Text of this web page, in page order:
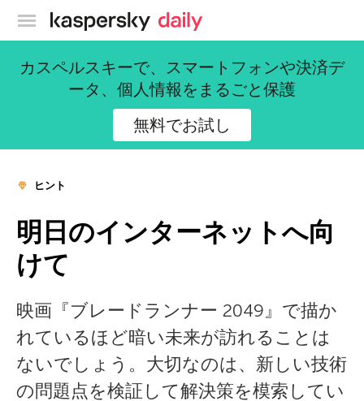
カスペルスキー公式ブログ
カスペルスキーで、スマートフォンや決済デ
ータ、個人情報をまるごと保護
無料でお試し
ヒント
明日のインターネットへ向
けて
映画『ブレードランナー 2049』で描か
れているほど暗い未来が訪れることは
ないでしょう。大切なのは、新しい技術
の問題点を検証して解決策を模索してい